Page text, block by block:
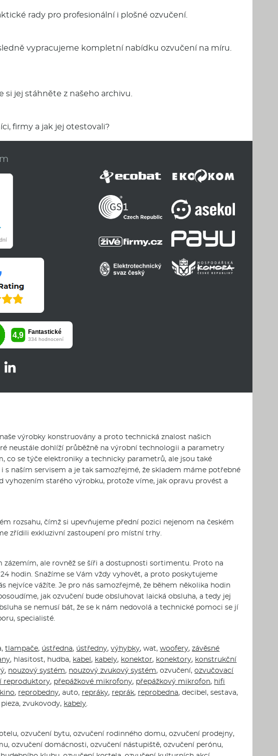
rady pro profesionální i plošné ozvučení.
vypracujeme kompletní nabídku ozvučení na míru.
si jej stáhněte z našeho archivu.
firmy a jak jej otestovali?
výrobky konstruovány a proto technická znalost našich
neustále dohlíží průběžně na výrobní technologii a parametry
co se týče elektroniky a technicky parametrů, ale jsou také
naším servisem a je tak samozřejmé, že skladem máme potřebné
starého výrobku, protože víme, jak opravu provést a
rozsahu, čímž si upevňujeme přední pozici nejenom na českém
zřídili exkluzivní zastoupení pro místní trhy.
ale rovněž se šíři a dostupnosti sortimentu. Proto na
hodin. Snažíme se Vám vždy vyhovět, a proto poskytujeme
nejvíce vážíte. Je pro nás samozřejmě, že během několika hodin
jak ozvučení bude obsluhovat laická obsluha, a tedy jej
se nemusí bát, že se k nám nedovolá a technické pomoci se jí
specialisté.
tlampače, ústředna, ústředny,výhybky, wat,woofery,závěsné
, hlasitost, hudba, kabel, kabely, konektor, konektory, konstrukční
, nouzový systém, nouzový zvukový systém, ozvučení,ozvučovací
reproduktory, přepážkové mikrofony, přepážkový mikrofon, hifi
, reprobedny, auto, repráky, reprák, reprobedna, decibel, sestava,
zvukovody, kabely.
ozvučení bytu, ozvučení rodinného domu, ozvučení prodejny,
ozvučení domácnosti, ozvučení nástupiště, ozvučení perónu,